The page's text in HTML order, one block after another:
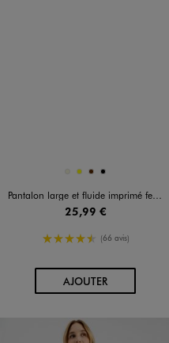
Disponible en 4 coloris
BEIGEJAUNE FONCE
MARRON
NOIR
Pantalon large et fluide imprimé femme
25,99 €
4.5/5 de moyenne
(66 avis)
AJOUTERAU PANIER